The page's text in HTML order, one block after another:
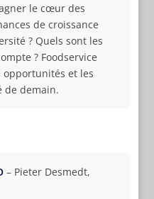
le cœur des
de croissance
? Quels sont les
? Foodservice
opportunités et les
de demain.
– Pieter Desmedt,